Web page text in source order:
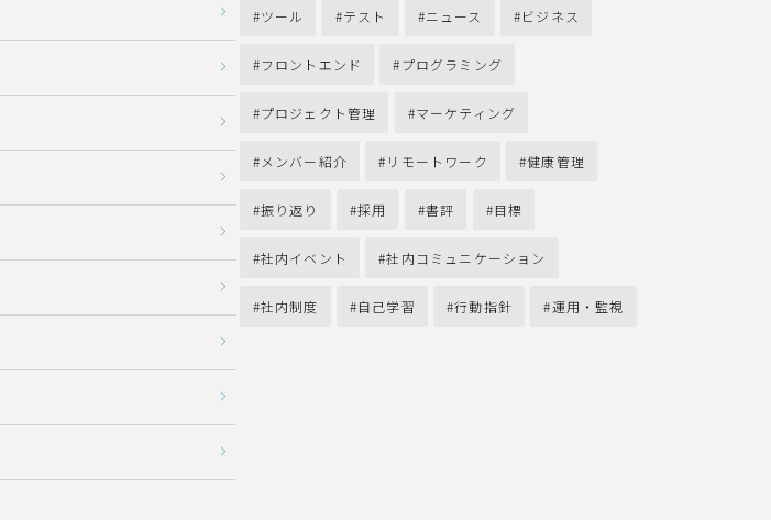
ツール テスト ニュース ビジネス
フロントエンド プログラミング
プロジェクト管理 マーケティング
メンバー紹介 リモートワーク 健康管理
振り返り 採用 書評 目標
社内イベント 社内コミュニケーション
社内制度 自己学習 行動指針 運用・監視